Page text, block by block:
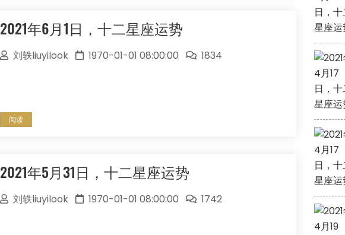
2021年6月1日，十二星座运势
刘轶liuyilook 1970-01-01 08:00:00 1834
阅读
2021年5月31日，十二星座运势
刘轶liuyilook 1970-01-01 08:00:00 1742